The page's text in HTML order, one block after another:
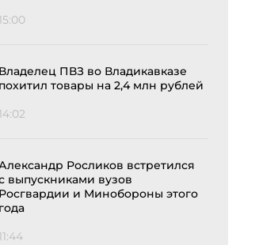
Владелец ПВЗ во Владикавказе
похитил товары на 2,4 млн рублей
Росликов встретился
выпускниками вузов
Росгвардии и Минобороны этого
года